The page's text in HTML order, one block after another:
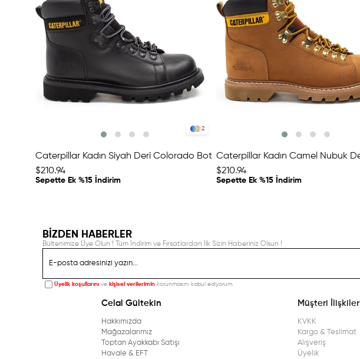
2
Caterpillar Kadın Siyah Deri Colorado Bot
$210.94
Sepette Ek %15 İndirim
$210.94
Sepette Ek %15 İndirim
BİZDEN HABERLER
Bültenimize Üye Olun ! Tüm İndirim ve Fırsatlardan İlk Sizin Haberiniz Olsun !
Üyelik koşullarını ve kişisel verilerimin korunmasını kabul ediyorum.
Celal Gültekin
Hakkımızda
Mağazalarımız
Toptan Ayakkabı Satışı
Havale & EFT
Müşteri İlişkileri
KVKK
Kargo & Teslimat
Alışveriş
Üyelik